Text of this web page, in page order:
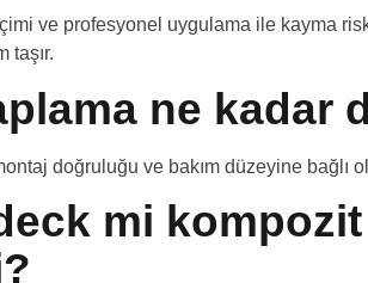
ve profesyonel uygulama ile kayma
taşır.
ne kadar
doğruluğu ve bakım düzeyine bağlı
mi